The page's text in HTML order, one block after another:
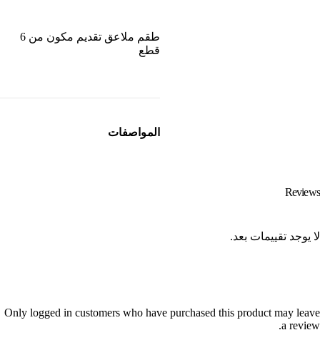
طقم ملاعق تقديم مكون من 6
قطع
المواصفات
Reviews
لا يوجد تقييمات بعد.
Only logged in customers who have purchased this product may leave
a review.